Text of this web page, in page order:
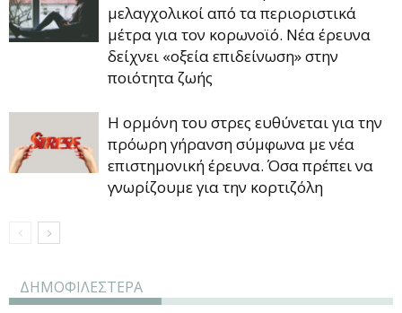
μελαγχολικοί από τα περιοριστικά
μέτρα για τον κορωνοϊό. Νέα έρευνα
δείχνει «οξεία επιδείνωση» στην
ποιότητα ζωής
Η ορμόνη του στρες ευθύνεται για την
πρόωρη γήρανση σύμφωνα με νέα
επιστημονική έρευνα. Όσα πρέπει να
γνωρίζουμε για την κορτιζόλη
ΔΗΜΟΦΙΛΕΣΤΕΡΑ